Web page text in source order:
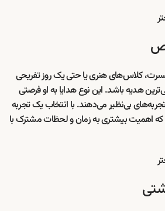
کلاس‌های هنری یا حتی یک روز تفریحی
هدیه باشد. این نوع هدایا به او فرصتی
بی‌نظیر می‌دهند. با انتخاب یک تجربه
اهمیت بیشتری به زمان و لحظات مشترک با